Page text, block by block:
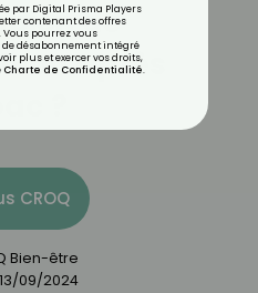
de
on après
?
CROQ
Bien-être
13/09/2024
par Digital Prisma Players
contenant des offres
pourrez vous
désabonnement intégré
plus et exercer vos droits,
Charte de Confidentialité.